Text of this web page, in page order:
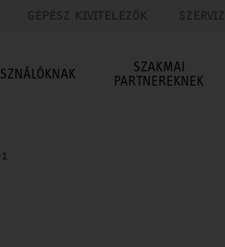
GÉPÉSZ KIVITELEZŐK SZERVIZ
SZAKMAI
PARTNEREKNEK